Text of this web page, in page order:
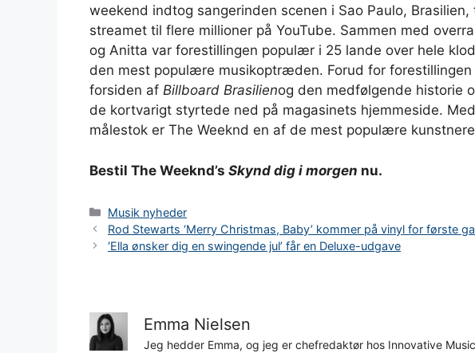
weekend indtog sangerinden scenen i Sao Paulo,
streamet til flere millioner på YouTube. Sammen med
og Anitta var forestillingen populær i 25 lande over hele
den mest populære musikoptræden. Forud for forestillingen
forsiden af Billboard Brasilienog den medfølgende historie
de kortvarigt styrtede ned på magasinets hjemmeside.
målestok er The Weeknd en af ​​de mest populære
Bestil The Weeknd’s Skynd dig i morgen nu.
Kategorier
Musik nyheder
Rod Stewarts ‘Merry Christmas, Baby’ kommer på vinyl for første
‘Ella ønsker dig en swingende jul’ får en Deluxe-udgave
Emma Nielsen
Jeg hedder Emma, og jeg er chefredaktør hos Innovative